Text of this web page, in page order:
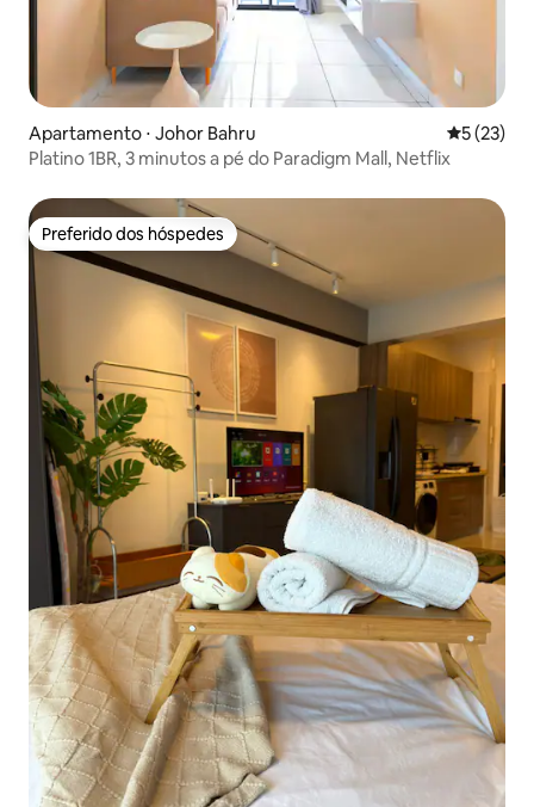
Apartamento ⋅ Johor Bahru 5 de uma
5 (23)
Platino 1BR, 3 minutos a pé do Paradigm Mall, Netflix
Preferido dos hóspedes
Preferido dos hóspedes